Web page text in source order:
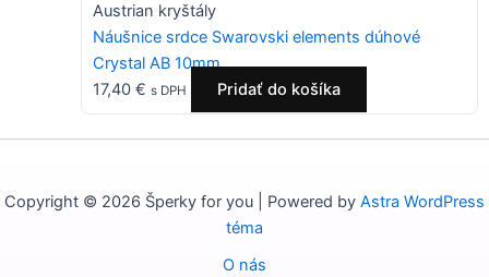
Austrian kryštály
Náušnice srdce Swarovski elements dúhové
Crystal AB 10mm
17,40 € s DPH Pridať do košíka
Copyright © 2026 Šperky for you | Powered by Astra WordPress
téma
O nás